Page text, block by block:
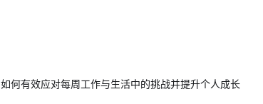
如何有效应对每周工作与生活中的挑战并提升个人成长